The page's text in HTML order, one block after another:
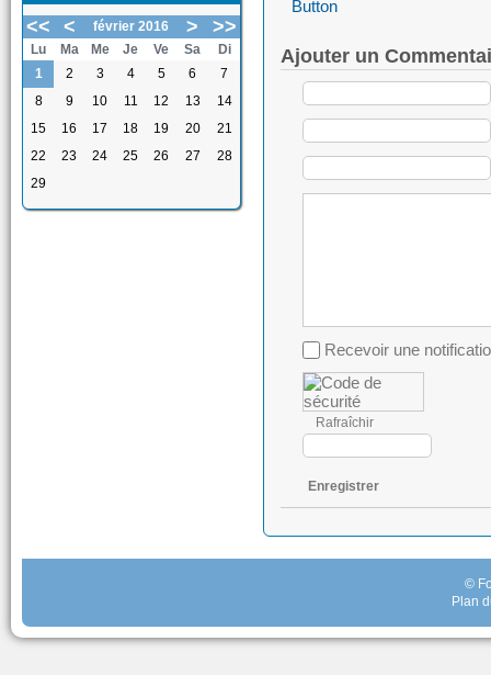
<<
< février 2016 > >>
Lu Ma Me Je Ve Sa
Di
1
2 3 4 5 6
7
8
9 10 11 12 13
14
15
16 17 18 19 20
21
22
23 24 25 26 27
28
29
Ajouter un
Recevoir une
Rafraîchir
Enregistrer
©
Plan